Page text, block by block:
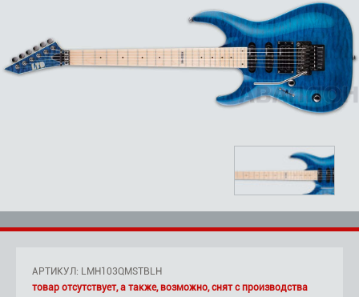
АРТИКУЛ: LMH103QMSTBLH
товар отсутствует, а также, возможно, снят с производства